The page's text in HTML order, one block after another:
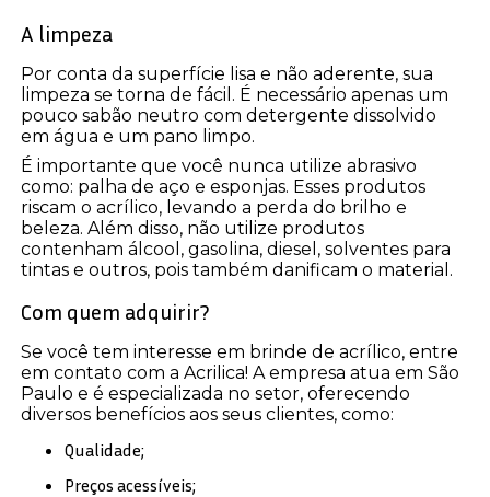
A limpeza
Por conta da superfície lisa e não aderente, sua
limpeza se torna de fácil. É necessário apenas um
pouco sabão neutro com detergente dissolvido
em água e um pano limpo.
É importante que você nunca utilize abrasivo
como: palha de aço e esponjas. Esses produtos
riscam o acrílico, levando a perda do brilho e
beleza. Além disso, não utilize produtos
contenham álcool, gasolina, diesel, solventes para
tintas e outros, pois também danificam o material.
Com quem adquirir?
Se você tem interesse em brinde de acrílico, entre
em contato com a Acrilica! A empresa atua em São
Paulo e é especializada no setor, oferecendo
diversos benefícios aos seus clientes, como:
Qualidade;
Preços acessíveis;